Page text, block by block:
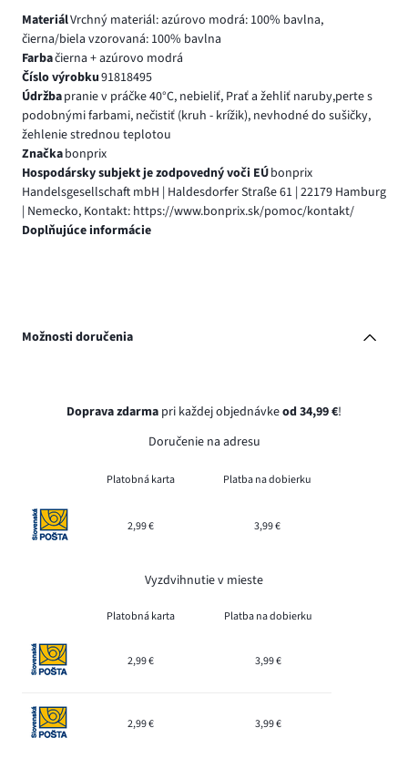
MateriálVrchný materiál: azúrovo modrá: 100% bavlna,
čierna/biela vzorovaná: 100% bavlna
Farbačierna + azúrovo modrá
Číslo výrobku91818495
Údržbapranie v práčke 40°C, nebieliť, Prať a žehliť naruby,perte s
podobnými farbami, nečistiť (kruh - krížik), nevhodné do sušičky,
žehlenie strednou teplotou
Značkabonprix
Hospodársky subjekt je zodpovedný voči EÚbonprix
Handelsgesellschaft mbH | Haldesdorfer Straße 61 | 22179 Hamburg
| Nemecko, Kontakt: https://www.bonprix.sk/pomoc/kontakt/
Doplňujúce informácie
Možnosti doručenia
Doprava zdarma pri každej objednávkeod 34,99 €!
Doručenie na adresu
Platobná karta Platba na dobierku
2,99 € 3,99 €
Vyzdvihnutie v mieste
Platobná karta Platba na dobierku
2,99 € 3,99 €
2,99 € 3,99 €